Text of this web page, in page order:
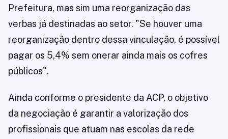
Prefeitura, mas sim uma reorganização das
verbas já destinadas ao setor. "Se houver uma
reorganização dentro dessa vinculação, é possível
pagar os 5,4% sem onerar ainda mais os cofres
públicos".
Ainda conforme o presidente da ACP, o objetivo
da negociação é garantir a valorização dos
profissionais que atuam nas escolas da rede